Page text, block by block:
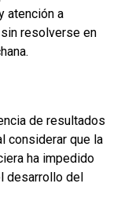
atención a
resolverse en
de resultados
considerar que la
ha impedido
desarrollo del